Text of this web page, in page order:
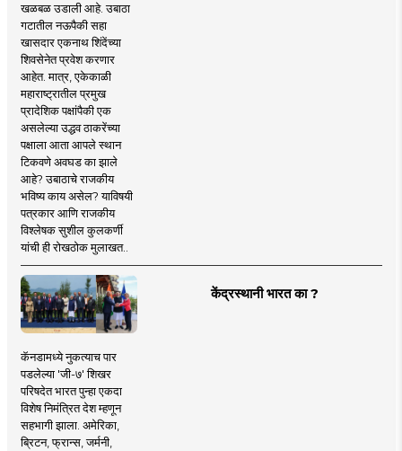
खळबळ उडाली आहे. उबाठा
गटातील नऊपैकी सहा
खासदार एकनाथ शिंदेंच्या
शिवसेनेत प्रवेश करणार
आहेत. मात्र, एकेकाळी
महाराष्ट्रातील प्रमुख
प्रादेशिक पक्षांपैकी एक
असलेल्या उद्धव ठाकरेंच्या
पक्षाला आता आपले स्थान
टिकवणे अवघड का झाले
आहे? उबाठाचे राजकीय
भविष्य काय असेल? याविषयी
पत्रकार आणि राजकीय
विश्लेषक सुशील कुलकर्णी
यांची ही रोखठोक मुलाखत..
केंद्रस्थानी भारत का ?
कॅनडामध्ये नुकत्याच पार
पडलेल्या 'जी-७' शिखर
परिषदेत भारत पुन्हा एकदा
विशेष निमंत्रित देश म्हणून
सहभागी झाला. अमेरिका,
ब्रिटन, फ्रान्स, जर्मनी,